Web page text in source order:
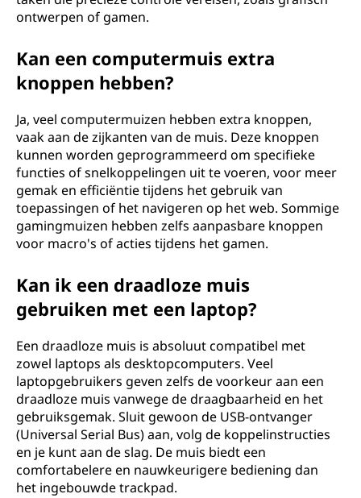
ontwerpen of gamen.
Kan een computermuis extra
knoppen hebben?
Ja, veel computermuizen hebben extra knoppen,
vaak aan de zijkanten van de muis. Deze knoppen
kunnen worden geprogrammeerd om specifieke
functies of snelkoppelingen uit te voeren, voor meer
gemak en efficiëntie tijdens het gebruik van
toepassingen of het navigeren op het web. Sommige
gamingmuizen hebben zelfs aanpasbare knoppen
voor macro's of acties tijdens het gamen.
Kan ik een draadloze muis
gebruiken met een laptop?
Een draadloze muis is absoluut compatibel met
zowel laptops als desktopcomputers. Veel
laptopgebruikers geven zelfs de voorkeur aan een
draadloze muis vanwege de draagbaarheid en het
gebruiksgemak. Sluit gewoon de USB-ontvanger
(Universal Serial Bus) aan, volg de koppelinstructies
en je kunt aan de slag. De muis biedt een
comfortabelere en nauwkeurigere bediening dan
het ingebouwde trackpad.